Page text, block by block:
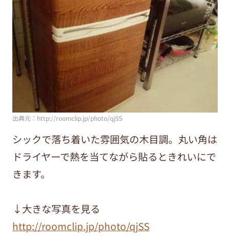
出典元：http://roomclip.jp/photo/qjSS
シックで落ち着いた雰囲気の木目調。丸い角は
ドライヤーで熱を当てながら貼るときれいにで
きます。
↓大きな写真を見る
http://roomclip.jp/photo/qjSS